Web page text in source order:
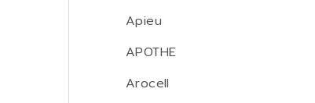
Apieu
APOTHE
Arocell